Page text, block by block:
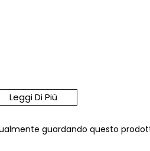
Leggi Di Più
guardando questo